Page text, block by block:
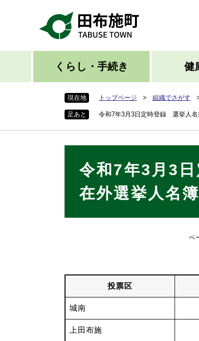
先
くらし・手続き 健
現在地 トップページ > 組織でさがす
足あと 令和7年3月3日定時登録 選挙人
令和7年3月3
在外選挙人名
ペ
投票区
城南
上田布施